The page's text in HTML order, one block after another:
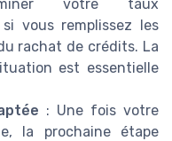
votre taux
vous remplissez les
rachat de crédits. La
est essentielle
: Une fois votre
la prochaine étape